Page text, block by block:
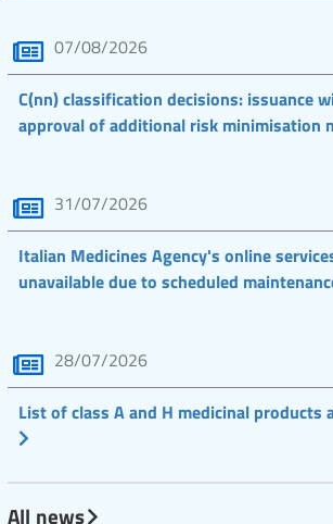
07/08/2026
C(nn) classification decisions: issuance
approval of additional risk minimisation
31/07/2026
Italian Medicines Agency's online
unavailable due to scheduled
28/07/2026
List of class A and H medicinal products
All news